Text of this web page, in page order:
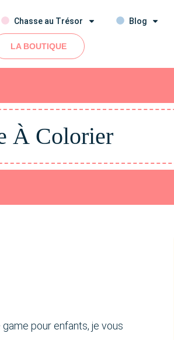
Chasse au Trésor Blog
LA BOUTIQUE
À Colorier
pour enfants, je vous